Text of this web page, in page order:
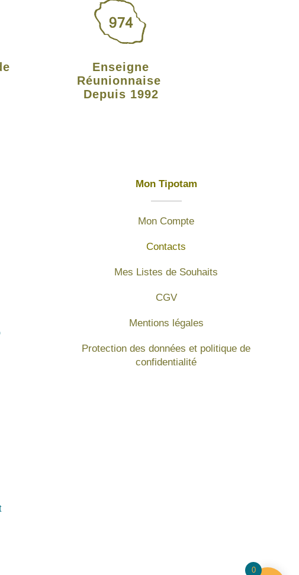
Enseigne
Réunionnaise
Depuis 1992
Mon Tipotam
Mon Compte
Contacts
Mes Listes de Souhaits
CGV
Mentions légales
Protection des données et politique de
confidentialité
0